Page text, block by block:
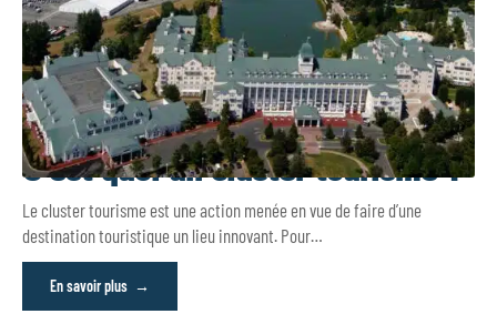
C’est quoi un cluster tourisme ?
Le cluster tourisme est une action menée en vue de faire d’une
destination touristique un lieu innovant. Pour…
En savoir plus